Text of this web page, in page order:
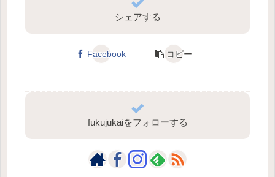
シェアする
Facebook コピー
fukujukaiをフォローする